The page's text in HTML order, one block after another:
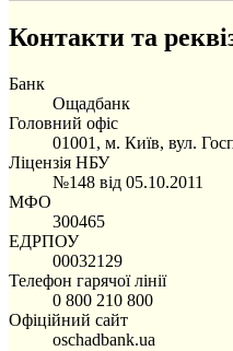
Контакти та
Банк
Ощадбанк
Головний офіс
01001, м. Київ, вул.
Ліцензія НБУ
№148 від 05.10.2011
МФО
300465
ЕДРПОУ
00032129
Телефон гарячої лінії
0 800 210 800
Офіційний сайт
oschadbank.ua